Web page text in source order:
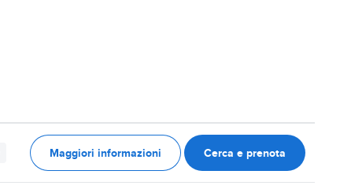
Maggiori informazioni Cerca e prenota